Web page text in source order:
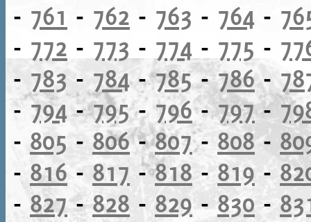
- 761 - 762 - 763 - 764 -
- 772 - 773 - 774 - 775 -
- 783 - 784-785-786-
-794-795-796-797-
- 805 - 806-807- 808-
- 816 - 817 -818-819 -
- 827-828 - 829-830 -